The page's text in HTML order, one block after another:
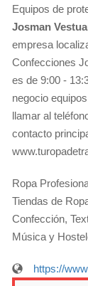
Equipos de
Josman
empresa
Confecciones
es de 9:00 -
negocio
llamar al
contacto
Ropa
Tiendas de
Confección,
Música y
https://